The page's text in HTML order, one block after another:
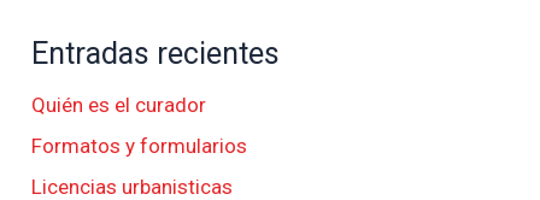
Entradas recientes
Quién es el curador
Formatos y formularios
Licencias urbanisticas